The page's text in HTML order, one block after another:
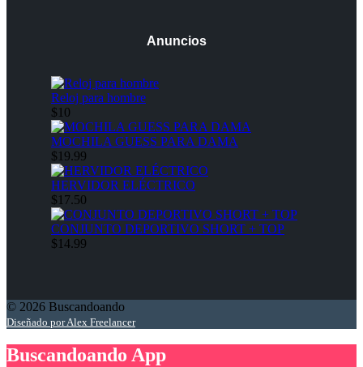
Anuncios
Reloj para hombre
$10
MOCHILA GUESS PARA DAMA
$19.99
HERVIDOR ELÉCTRICO
$17.50
CONJUNTO DEPORTIVO SHORT + TOP
$14.99
© 2026 Buscandoando
Diseñado por Alex Freelancer
Buscandoando App